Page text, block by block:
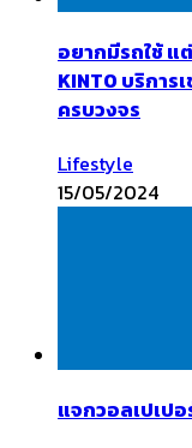
อยากมีรถใช้ แ
KINTO บริการ
ครบวงจร
Lifestyle
15/05/2024
แจกวอลเปเป